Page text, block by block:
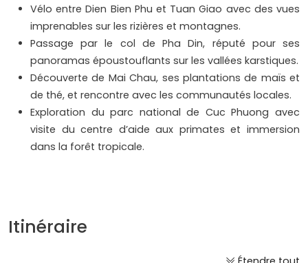
Vélo entre Dien Bien Phu et Tuan Giao avec des vues
imprenables sur les rizières et montagnes.
Passage par le col de Pha Din, réputé pour ses
panoramas époustouflants sur les vallées karstiques.
Découverte de Mai Chau, ses plantations de maïs et
de thé, et rencontre avec les communautés locales.
Exploration du parc national de Cuc Phuong avec
visite du centre d’aide aux primates et immersion
dans la forêt tropicale.
Itinéraire